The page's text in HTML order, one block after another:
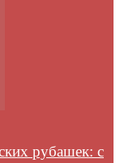
рубашек: с